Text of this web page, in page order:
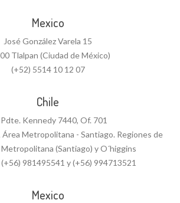
Mexico
José González Varela 15
Tlalpan (Ciudad de México)
(+52) 5514 10 12 07
Chile
Pdte. Kennedy 7440, Of. 701
Metropolitana - Santiago. Regiones de
Metropolitana (Santiago) y O´higgins
981495541 y (+56) 994713521
Mexico